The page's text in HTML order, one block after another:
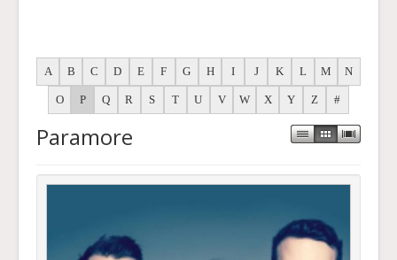
A B C D E F G H I J K L M N
O P Q R S T U V W X Y Z #
Paramore